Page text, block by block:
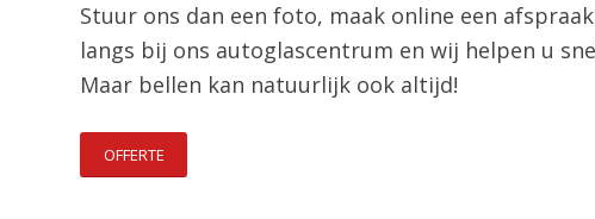
Stuur ons dan een foto, maak online een
langs bij ons autoglascentrum en wij helpen u
Maar bellen kan natuurlijk ook altijd!
OFFERTE